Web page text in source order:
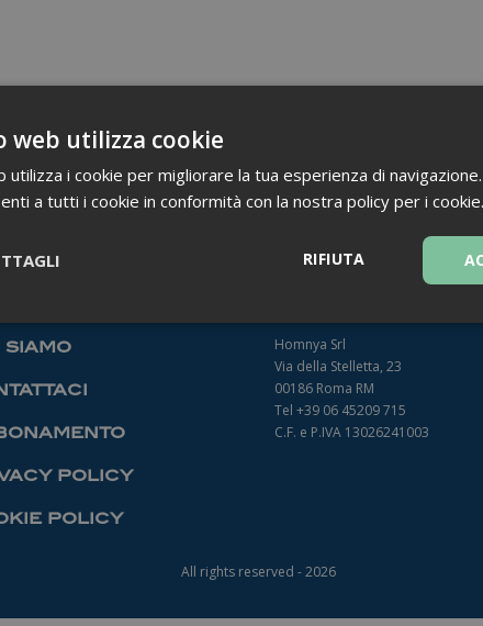
siamo
policy
policy
Homnya Srl
Via della Stelletta, 23
00186 Roma RM
Tel +39 06 45209 715
C.F. e P.IVA 13026241003
All rights reserved - 2026
web utilizza cookie
i cookie per migliorare la tua esperienza di
a tutti i cookie in conformità con la nostra policy per i cookie.
RIFIUTA
Necessari
contribuiscono a rendere fruibile il sito web abilitandone funzionalità di base quali
Scadenza
Descrizione
.farmamanager.academy
mese
Analytics, che è un